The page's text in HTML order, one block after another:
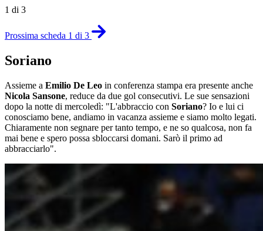
1 di 3
Prossima scheda 1 di 3
Soriano
Assieme a Emilio De Leo in conferenza stampa era presente anche
Nicola Sansone, reduce da due gol consecutivi. Le sue sensazioni
dopo la notte di mercoledì: "L'abbraccio con Soriano? Io e lui ci
conosciamo bene, andiamo in vacanza assieme e siamo molto legati.
Chiaramente non segnare per tanto tempo, e ne so qualcosa, non fa
mai bene e spero possa sbloccarsi domani. Sarò il primo ad
abbracciarlo".